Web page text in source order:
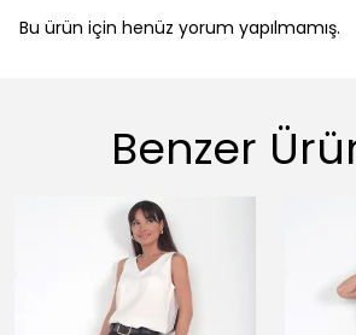
Bu ürün için henüz yorum yapılmamış.
Benzer